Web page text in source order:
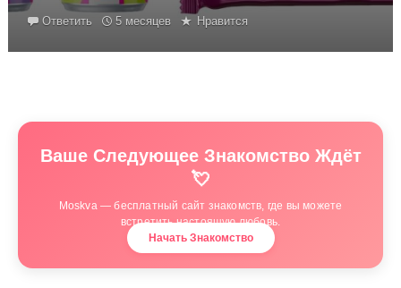
Ответить 5 месяцев Нравится
Ваше Следующее Знакомство Ждёт
💘
Moskva — бесплатный сайт знакомств, где вы можете
встретить настоящую любовь.
Начать Знакомство